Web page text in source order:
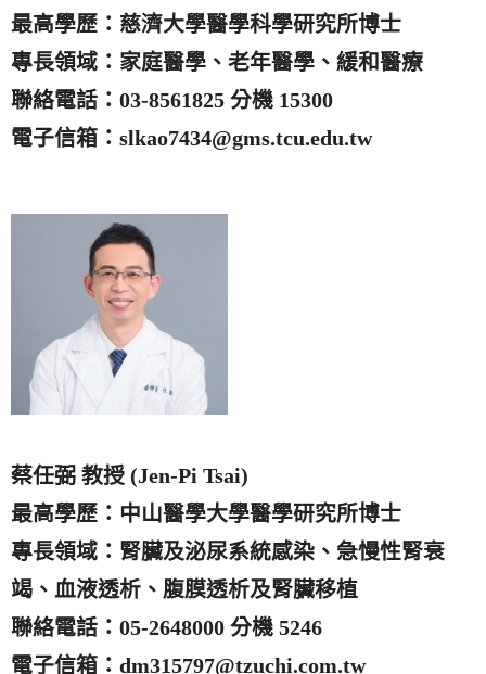
最高學歷：慈濟大學醫學科學研究所博士
專長領域：家庭醫學、老年醫學、緩和醫療
聯絡電話：03-8561825 分機 15300
電子信箱：slkao7434@gms.tcu.edu.tw
蔡任弼 教授 (Jen-Pi Tsai)
最高學歷：中山醫學大學醫學研究所博士
專長領域：腎臟及泌尿系統感染、急慢性腎衰
竭、血液透析、腹膜透析及腎臟移植
聯絡電話：05-2648000 分機 5246
電子信箱：dm315797@tzuchi.com.tw